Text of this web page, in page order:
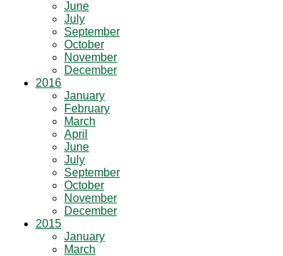
June
July
September
October
November
December
2016
January
February
March
April
June
July
September
October
November
December
2015
January
March